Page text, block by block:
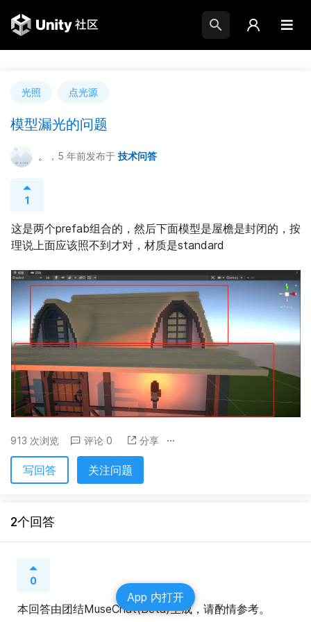
光照 点光源
模型漏光的问题
。 ，5 年前发布于 技术问答
1
这是两个prefab组合的，然后下面模型是屋檐是封闭的，按
理说上面应该照不到才对，材质是standard
913 次浏览 评论 0 分享
写回答 关注问题
2个回答
0
本回答由团结MuseChat(Beta)生成，请酌情参考。
App 内打开